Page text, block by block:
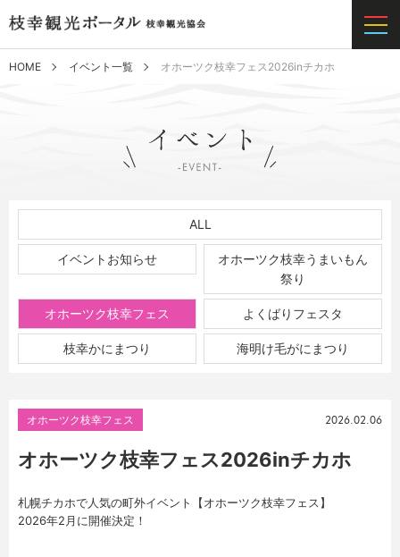
HOME イベント一覧 オホーツク枝幸フェス2026inチカホ
ALL
イベントお知らせ
オホーツク枝幸うまいもん
祭り
オホーツク枝幸フェス よくばりフェスタ
枝幸かにまつり 海明け毛がにまつり
オホーツク枝幸フェス 2026.02.06
オホーツク枝幸フェス2026inチカホ
札幌チカホで人気の町外イベント【オホーツク枝幸フェス】
2026年2月に開催決定！